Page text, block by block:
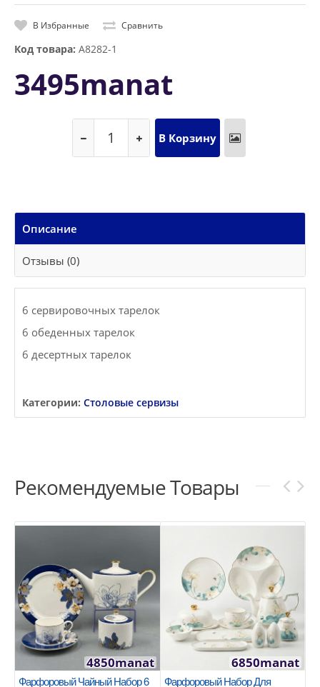
В Избранные Сравнить
Код товара: A8282-1
3495manat
Описание
Отзывы (0)
6 сервировочных тарелок
6 обеденных тарелок
6 десертных тарелок
Категории: Столовые сервизы
Рекомендуемые Товары
Фарфоровый Чайный Набор 6
4850manat
Фарфоровый Набор Для
6850manat